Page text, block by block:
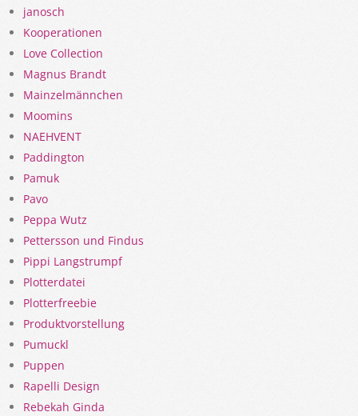
janosch
Kooperationen
Love Collection
Magnus Brandt
Mainzelmännchen
Moomins
NAEHVENT
Paddington
Pamuk
Pavo
Peppa Wutz
Pettersson und Findus
Pippi Langstrumpf
Plotterdatei
Plotterfreebie
Produktvorstellung
Pumuckl
Puppen
Rapelli Design
Rebekah Ginda